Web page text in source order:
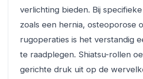
verlichting bieden. Bij
zoals een hernia, osteoporose
rugoperaties is het verstandig
te raadplegen. Shiatsu-rollen
gerichte druk uit op de